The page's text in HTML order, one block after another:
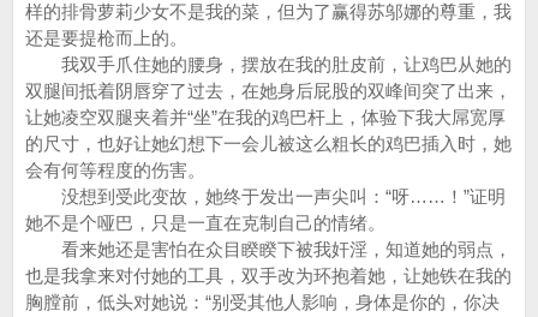
样的排骨萝莉少女不是我的菜，但为了赢得苏邬娜的尊重，我
还是要提枪而上的。
我双手爪住她的腰身，摆放在我的肚皮前，让鸡巴从她的
双腿间抵着阴唇穿了过去，在她身后屁股的双峰间突了出来，
让她凌空双腿夹着并“坐”在我的鸡巴杆上，体验下我大屌宽厚
的尺寸，也好让她幻想下一会儿被这么粗长的鸡巴插入时，她
会有何等程度的伤害。
没想到受此变故，她终于发出一声尖叫：“呀……！”证明
她不是个哑巴，只是一直在克制自己的情绪。
看来她还是害怕在众目睽睽下被我奸淫，知道她的弱点，
也是我拿来对付她的工具，双手改为环抱着她，让她铁在我的
胸膛前，低头对她说：“别受其他人影响，身体是你的，你决